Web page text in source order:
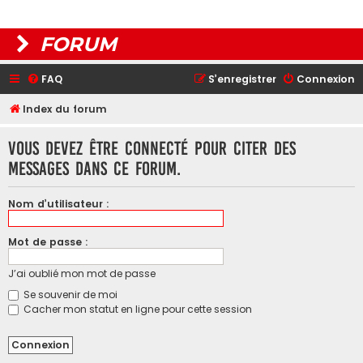
FORUM
FAQ Connexion
S’enregistrer
Index du forum
Vous devez être connecté pour citer des
messages dans ce forum.
Nom d’utilisateur :
Mot de passe :
J’ai oublié mon mot de passe
Se souvenir de moi
Cacher mon statut en ligne pour cette session